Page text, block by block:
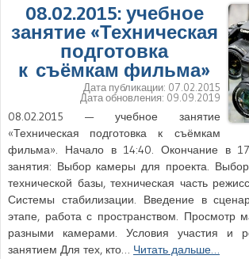
08.02.2015: учебное
занятие «Техническая
подготовка
к съёмкам фильма»
Дата публикации: 07.02.2015
Дата обновления: 09.09.2019
08.02.2015 — учебное занятие
«Техническая подготовка к съёмкам
фильма». Начало в 14:40. Окончание в
занятия: Выбор камеры для проекта.
технической базы, техническая часть
Системы стабилизации. Введение в
этапе, работа с пространством. Просмотр
разными камерами. Условия участия и
занятием Для тех, кто… Читать дальше…